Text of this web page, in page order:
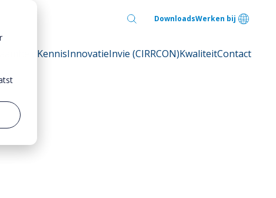
DownloadsWerken bij
KennisInnovatieInvie (CIRRCON)KwaliteitContact